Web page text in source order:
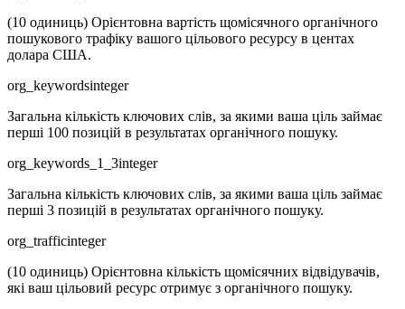
(10 одиниць) Орієнтовна вартість щомісячного органічного
пошукового трафіку вашого цільового ресурсу в центах
долара США.
org_keywordsinteger
Загальна кількість ключових слів, за якими ваша ціль займає
перші 100 позицій в результатах органічного пошуку.
org_keywords_1_3integer
Загальна кількість ключових слів, за якими ваша ціль займає
перші 3 позицій в результатах органічного пошуку.
org_trafficinteger
(10 одиниць) Орієнтовна кількість щомісячних відвідувачів,
які ваш цільовий ресурс отримує з органічного пошуку.